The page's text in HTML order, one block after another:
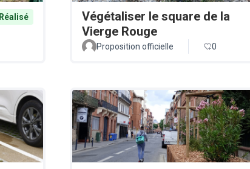
Réalisé
Végétaliser le square de la
Vierge Rouge
Proposition officielle 0